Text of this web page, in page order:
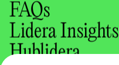
FAQs
Lidera Insights
Hublidera